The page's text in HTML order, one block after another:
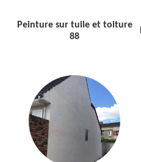
Peinture sur tuile et toiture
88